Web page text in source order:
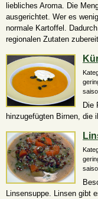
liebliches Aroma. Die
ausgerichtet. Wer es
normale Kartoffel.
regionalen Zutaten
Die
hinzugefügten Birnen, die
Linsensuppe. Linsen gibt